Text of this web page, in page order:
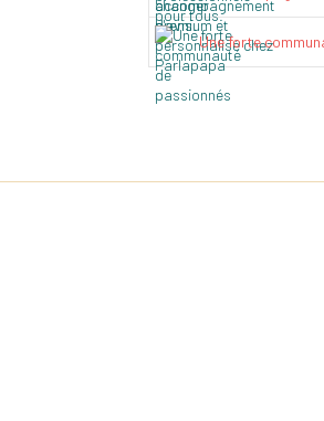
Une forte